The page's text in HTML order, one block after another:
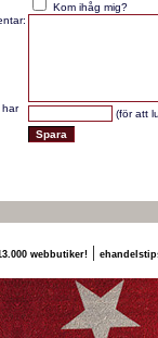
Kom ihåg mig?
har
(för att
webbutiker!|
Johansson